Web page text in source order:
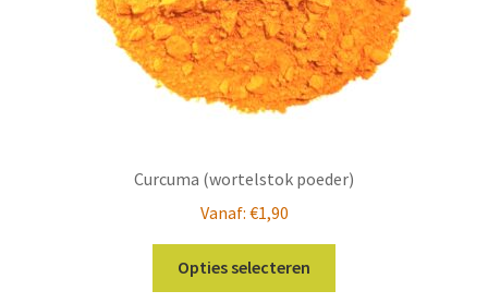
Curcuma (wortelstok poeder)
Vanaf: €1,90
Opties selecteren